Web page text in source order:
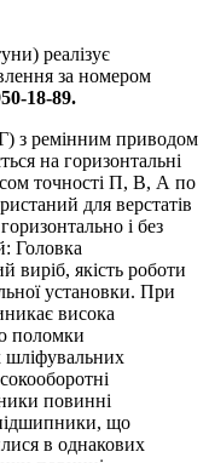
реалізує
за номером
18-89.
з ремінним приводом
на горизонтальні
точності П, В, А по
для верстатів
і без
Головка
виріб, якість роботи
установки. При
висока
поломки
шліфувальних
повинні
що
в однакових